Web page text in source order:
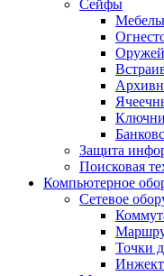
Сейфы
Защита
Поисковая
Компьютерное
Сетевое
Точки